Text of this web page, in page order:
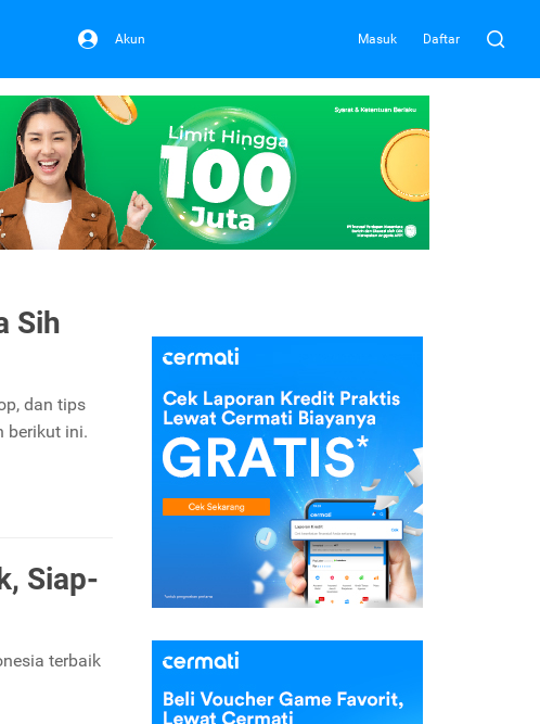
Akun Masuk Daftar
Sih
dan tips
berikut ini.
Siap-
terbaik